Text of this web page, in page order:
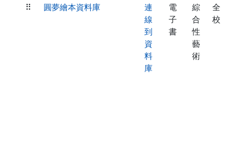
⠿ 圓夢繪本資料庫
連
線
到
資
料
庫
電
子
書
綜
合
性
藝
術
全
校